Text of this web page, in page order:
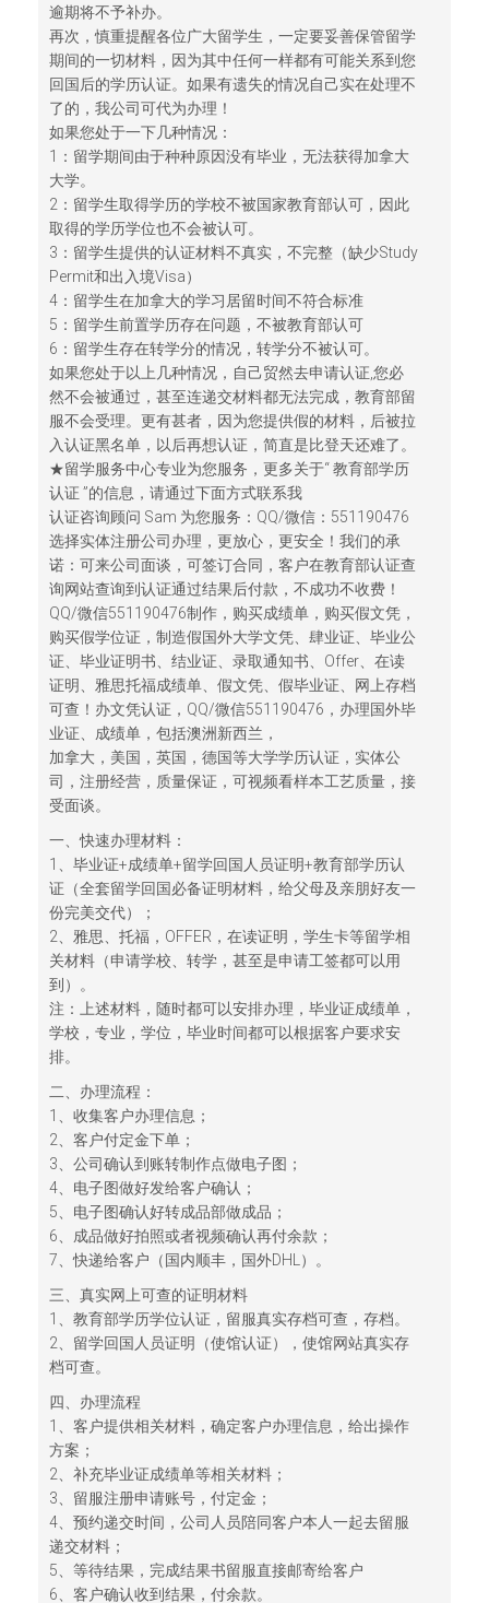
逾期将不予补办。
再次，慎重提醒各位广大留学生，一定要妥善保管留学
期间的一切材料，因为其中任何一样都有可能关系到您
回国后的学历认证。如果有遗失的情况自己实在处理不
了的，我公司可代为办理！
如果您处于一下几种情况：
1：留学期间由于种种原因没有毕业，无法获得加拿大
大学。
2：留学生取得学历的学校不被国家教育部认可，因此
取得的学历学位也不会被认可。
3：留学生提供的认证材料不真实，不完整（缺少Study
Permit和出入境Visa）
4：留学生在加拿大的学习居留时间不符合标准
5：留学生前置学历存在问题，不被教育部认可
6：留学生存在转学分的情况，转学分不被认可。
如果您处于以上几种情况，自己贸然去申请认证,您必
然不会被通过，甚至连递交材料都无法完成，教育部留
服不会受理。更有甚者，因为您提供假的材料，后被拉
入认证黑名单，以后再想认证，简直是比登天还难了。
★留学服务中心专业为您服务，更多关于“ 教育部学历
认证 ”的信息，请通过下面方式联系我
认证咨询顾问 Sam 为您服务：QQ/微信：551190476
选择实体注册公司办理，更放心，更安全！我们的承
诺：可来公司面谈，可签订合同，客户在教育部认证查
询网站查询到认证通过结果后付款，不成功不收费！
QQ/微信551190476制作，购买成绩单，购买假文凭，
购买假学位证，制造假国外大学文凭、肆业证、毕业公
证、毕业证明书、结业证、录取通知书、Offer、在读
证明、雅思托福成绩单、假文凭、假毕业证、网上存档
可查！办文凭认证，QQ/微信551190476，办理国外毕
业证、成绩单，包括澳洲新西兰，
加拿大，美国，英国，德国等大学学历认证，实体公
司，注册经营，质量保证，可视频看样本工艺质量，接
受面谈。
一、快速办理材料：
1、毕业证+成绩单+留学回国人员证明+教育部学历认
证（全套留学回国必备证明材料，给父母及亲朋好友一
份完美交代）；
2、雅思、托福，OFFER，在读证明，学生卡等留学相
关材料（申请学校、转学，甚至是申请工签都可以用
到）。
注：上述材料，随时都可以安排办理，毕业证成绩单，
学校，专业，学位，毕业时间都可以根据客户要求安
排。
二、办理流程：
1、收集客户办理信息；
2、客户付定金下单；
3、公司确认到账转制作点做电子图；
4、电子图做好发给客户确认；
5、电子图确认好转成品部做成品；
6、成品做好拍照或者视频确认再付余款；
7、快递给客户（国内顺丰，国外DHL）。
三、真实网上可查的证明材料
1、教育部学历学位认证，留服真实存档可查，存档。
2、留学回国人员证明（使馆认证），使馆网站真实存
档可查。
四、办理流程
1、客户提供相关材料，确定客户办理信息，给出操作
方案；
2、补充毕业证成绩单等相关材料；
3、留服注册申请账号，付定金；
4、预约递交时间，公司人员陪同客户本人一起去留服
递交材料；
5、等待结果，完成结果书留服直接邮寄给客户
6、客户确认收到结果，付余款。